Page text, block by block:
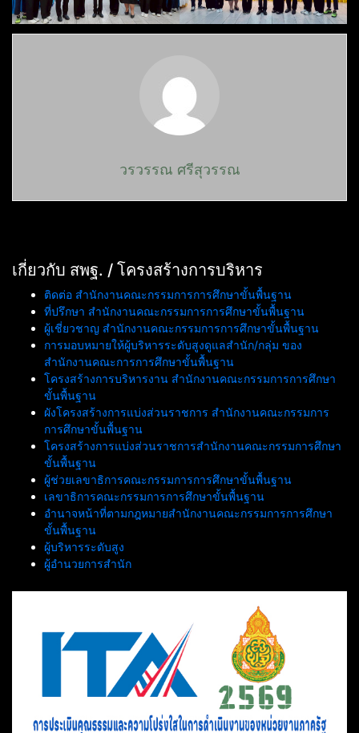
วรวรรณ ศรีสุวรรณ
เกี่ยวกับ สพฐ. / โครงสร้างการบริหาร
ติดต่อ สำนักงานคณะกรรมการการศึกษาขั้นพื้นฐาน
ที่ปรึกษา สำนักงานคณะกรรมการการศึกษาขั้นพื้นฐาน
ผู้เชี่ยวชาญ สำนักงานคณะกรรมการการศึกษาขั้นพื้นฐาน
การมอบหมายให้ผู้บริหารระดับสูงดูแลสำนัก/กลุ่ม ของ
สำนักงานคณะการการศึกษาขั้นพื้นฐาน
โครงสร้างการบริหารงาน สำนักงานคณะกรรมการการศึกษา
ขั้นพื้นฐาน
ผังโครงสร้างการแบ่งส่วนราชการ สำนักงานคณะกรรมการ
การศึกษาขั้นพื้นฐาน
โครงสร้างการแบ่งส่วนราชการสำนักงานคณะกรรมการศึกษา
ขั้นพื้นฐาน
ผู้ช่วยเลขาธิการคณะกรรมการการศึกษาขั้นพื้นฐาน
เลขาธิการคณะกรรมการการศึกษาขั้นพื้นฐาน
อำนาจหน้าที่ตามกฎหมายสำนักงานคณะกรรมการการศึกษา
ขั้นพื้นฐาน
ผู้บริหารระดับสูง
ผู้อำนวยการสำนัก